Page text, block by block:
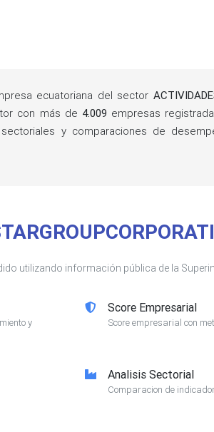
ecuatoriana del sector
con más de 4.009 empresas
y comparaciones de
utilizando información pública de la
y
Score Empresarial
Score empresarial con
Analisis Sectorial
Comparacion de